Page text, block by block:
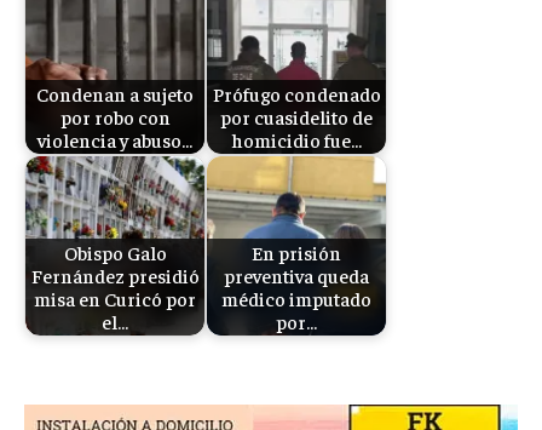
Condenan a sujeto
por robo con
violencia y abuso…
Prófugo condenado
por cuasidelito de
homicidio fue…
Obispo Galo
Fernández presidió
misa en Curicó por
el…
En prisión
preventiva queda
médico imputado
por…